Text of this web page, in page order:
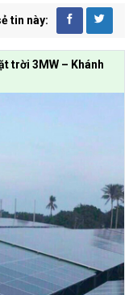
tin này:
trời 3MW – Khánh